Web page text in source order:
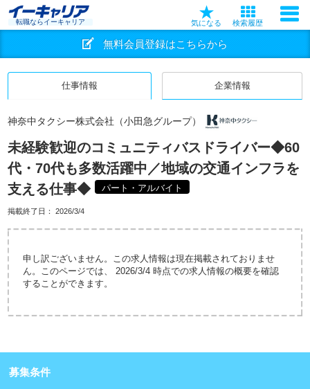
転職ならイーキャリア 気になる 検索履歴
無料会員登録はこちらから
仕事情報 企業情報
神奈中タクシー株式会社（小田急グループ）
未経験歓迎のコミュニティバスドライバー◆60
代・70代も多数活躍中／地域の交通インフラを
支える仕事◆
パート・アルバイト
掲載終了日： 2026/3/4
申し訳ございません。この求人情報は現在掲載されておりませ
ん。このページでは、 2026/3/4 時点での求人情報の概要を確認
することができます。
募集条件